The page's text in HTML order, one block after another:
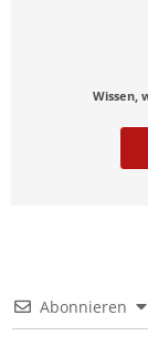
Wissen,
Abonnieren